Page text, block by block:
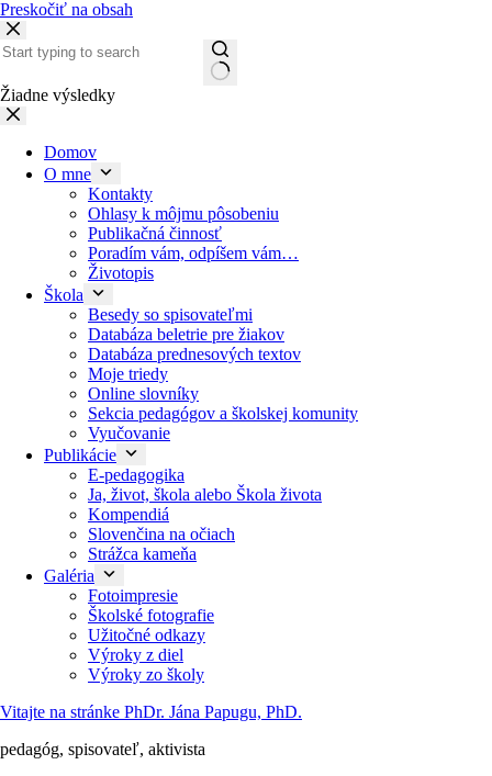
Preskočiť na obsah
Žiadne výsledky
Domov
O mne
Kontakty
Ohlasy k môjmu pôsobeniu
Publikačná činnosť
Poradím vám, odpíšem vám…
Životopis
Škola
Besedy so spisovateľmi
Databáza beletrie pre žiakov
Databáza prednesových textov
Moje triedy
Online slovníky
Sekcia pedagógov a školskej komunity
Vyučovanie
Publikácie
E-pedagogika
Ja, život, škola alebo Škola života
Kompendiá
Slovenčina na očiach
Strážca kameňa
Galéria
Fotoimpresie
Školské fotografie
Užitočné odkazy
Výroky z diel
Výroky zo školy
Vitajte na stránke PhDr. Jána Papugu, PhD.
pedagóg, spisovateľ, aktivista